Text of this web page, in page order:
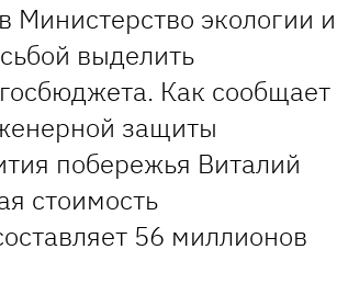
Министерство экологии и
выделить
Как сообщает
защиты
побережья Виталий
стоимость
56 миллионов